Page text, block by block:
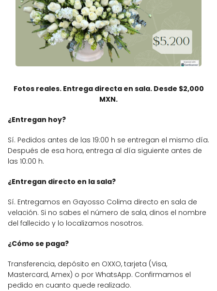
Fotos reales. Entrega directa en sala. Desde $2,000
MXN.
¿Entregan hoy?
Sí. Pedidos antes de las 19:00 h se entregan el mismo día.
Después de esa hora, entrega al día siguiente antes de
las 10:00 h.
¿Entregan directo en la sala?
Sí. Entregamos en Gayosso Colima directo en sala de
velación. Si no sabes el número de sala, dinos el nombre
del fallecido y lo localizamos nosotros.
¿Cómo se paga?
Transferencia, depósito en OXXO, tarjeta (Visa,
Mastercard, Amex) o por WhatsApp. Confirmamos el
pedido en cuanto quede realizado.